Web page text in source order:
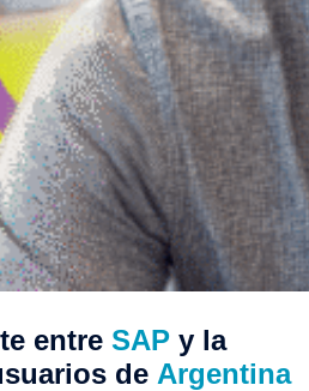
entre SAP y la
de Argentina